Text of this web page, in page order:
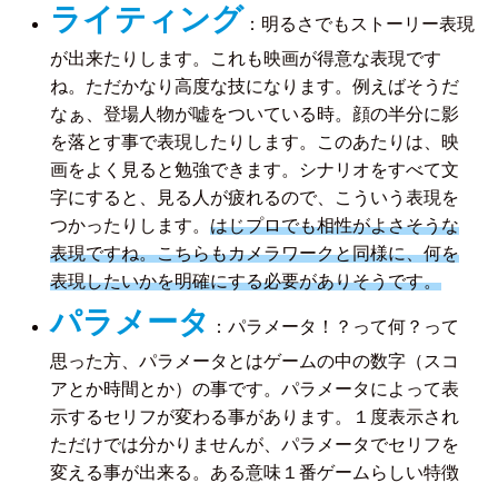
ライティング ：明るさでもストーリー表現
が出来たりします。これも映画が得意な表現です
ね。ただかなり高度な技になります。例えばそうだ
なぁ、登場人物が嘘をついている時。顔の半分に影
を落とす事で表現したりします。このあたりは、映
画をよく見ると勉強できます。シナリオをすべて文
字にすると、見る人が疲れるので、こういう表現を
つかったりします。はじプロでも相性がよさそうな
表現ですね。こちらもカメラワークと同様に、何を
表現したいかを明確にする必要がありそうです。
パラメータ
：パラメータ！？って何？って
思った方、パラメータとはゲームの中の数字（スコ
アとか時間とか）の事です。パラメータによって表
示するセリフが変わる事があります。１度表示され
ただけでは分かりませんが、パラメータでセリフを
変える事が出来る。ある意味１番ゲームらしい特徴